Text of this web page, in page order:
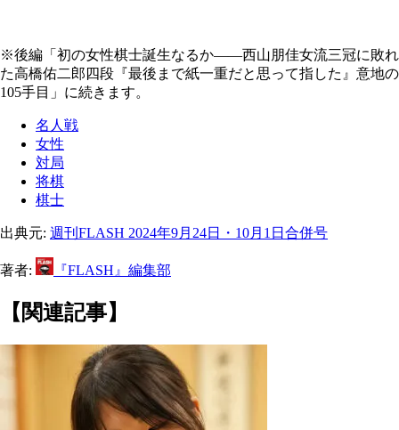
※後編「初の女性棋士誕生なるか――西山朋佳女流三冠に敗れ
た高橋佑二郎四段『最後まで紙一重だと思って指した』意地の
105手目」に続きます。
名人戦
女性
対局
将棋
棋士
出典元: 週刊FLASH 2024年9月24日・10月1日合併号
著者: 『FLASH』編集部
【関連記事】